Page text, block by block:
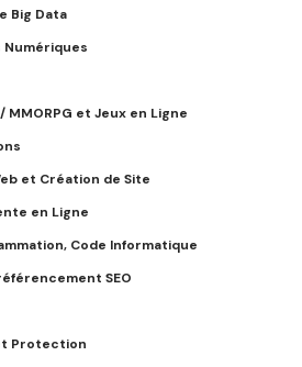
Big Data
Numériques
MMORPG et Jeux en Ligne
et Création de Site
en Ligne
Code Informatique
SEO
Protection